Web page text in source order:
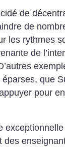
de
de
les rythmes
de
que
pour
des